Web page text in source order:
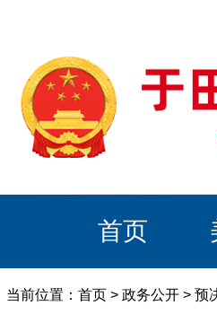
首页
当前位置： 首页 > 政务公开 > 预